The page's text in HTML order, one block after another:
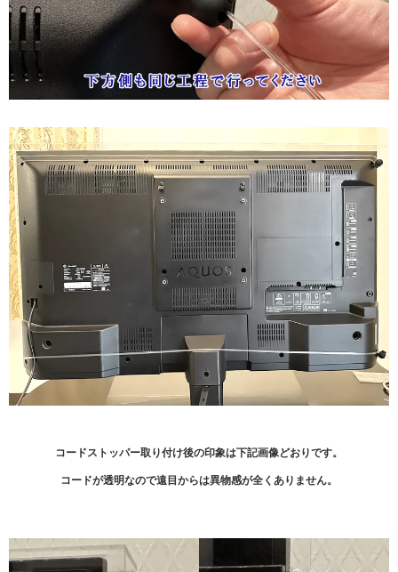
コードストッパー取り付け後の印象は下記画像どおりです。
コードが透明なので遠目からは異物感が全くありません。